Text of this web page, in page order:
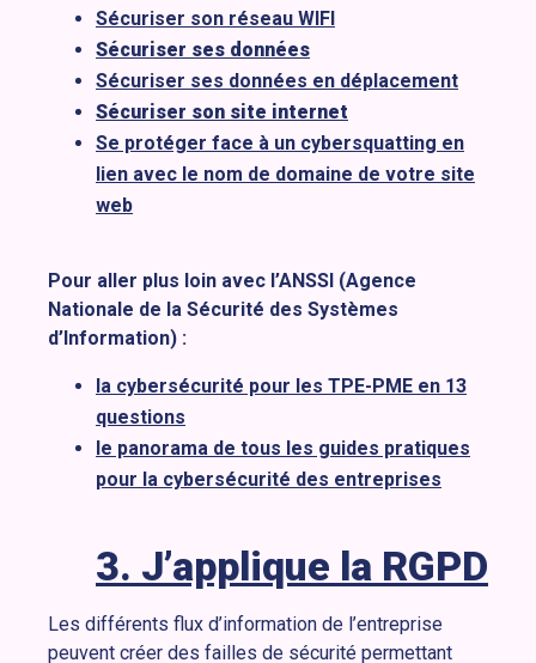
Sécuriser son réseau WIFI
Sécuriser ses données
Sécuriser ses données en déplacement
Sécuriser son site internet
Se protéger face à un cybersquatting en
lien avec le nom de domaine de votre site
web
Pour aller plus loin avec l’ANSSI (Agence
Nationale de la Sécurité des Systèmes
d’Information) :
la cybersécurité pour les TPE-PME en 13
questions
le panorama de tous les guides pratiques
pour la cybersécurité des entreprises
3. J’applique la RGPD
Les différents flux d’information de l’entreprise
peuvent créer des failles de sécurité permettant